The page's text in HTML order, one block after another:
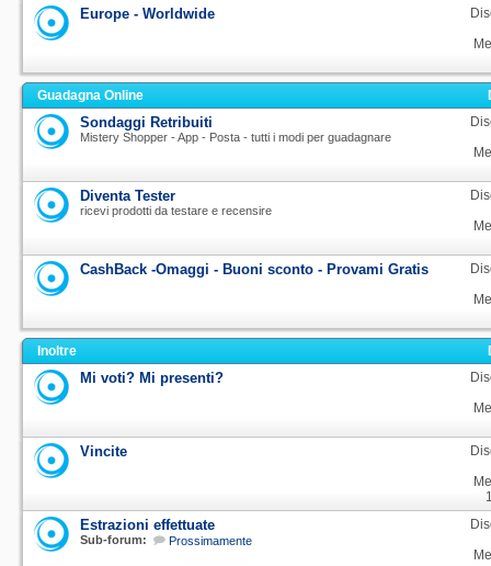
Europe - Worldwide
Guadagna Online
Sondaggi Retribuiti
Mistery Shopper - App - Posta - tutti i modi per guadagnare
Diventa Tester
ricevi prodotti da testare e recensire
CashBack -Omaggi - Buoni sconto - Provami Gratis
Inoltre
Mi voti? Mi presenti?
Vincite
Estrazioni effettuate
Sub-forum: Prossimamente